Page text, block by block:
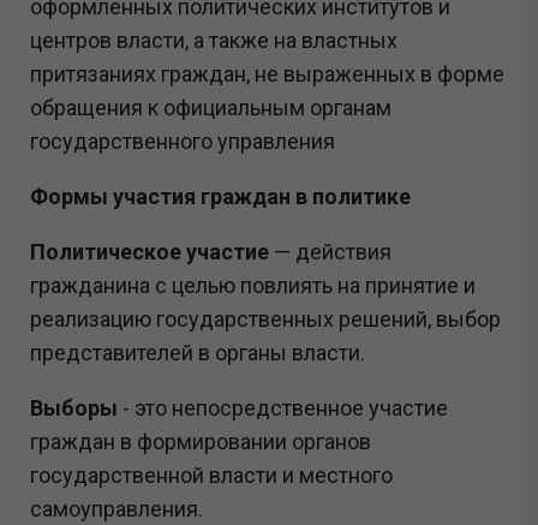
оформленных политических институтов и
центров власти, а также на властных
притязаниях граждан, не выраженных в форме
обращения к официальным органам
государственного управления
Формы участия граждан в политике
Политическое участие — действия
гражданина с целью повлиять на принятие и
реализацию государственных решений, выбор
представителей в органы власти.
Выборы - это непосредственное участие
граждан в формировании органов
государственной власти и местного
самоуправления.